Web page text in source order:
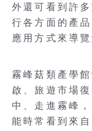
外還可看到許
行各方面的產
應用方式來導
霧峰菇類產學
啟、旅遊市場
中、走進霧峰
能時常看到來